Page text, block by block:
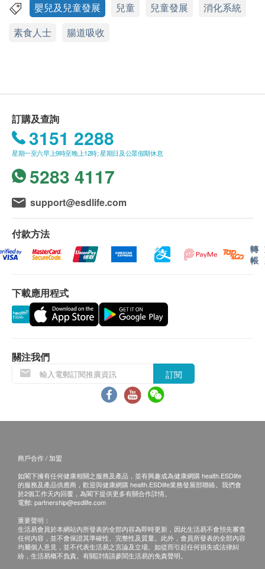
少煩惱。
主要成份
用法與用量
沖調方法：每次沖調前請先洗淨雙手及容器，每包可
等日常食品搭配食用。
產地
保存方法
注意事項
本產品含有堅果類、豆類及麩質的穀類製品。如出現
如有任何爭議，衍生行有限公司及健康網購
我們將於確定訂單後3-5個工作天內安排發貨。
不排除運送時間會因節日而有所影響。當八號烈風
訊號懸掛或黑色暴雨警告生效時，送貨服務時間將
會延遲。
所有訂單須視乎相關貨品的供應情況再作最後確
單上的貨品，健康網購health.ESDlife有權拒絕接
受該訂單，並且會於送貨前透過電話或電郵通知顧
客再作安排。
應最少有9個月或以上。
退換條款：
有損毀情況，一經確認簽收，恕不接受退換。
退換產品必須包裝完整，如退換之產品有任何殘缺
或過期退回，供應商有權不受理。
如有其他損壞或遺漏查詢，顧客必須保留有效收據
正本，並於送貨後3個工作天內按下列方式聯絡健
嬰兒及兒童發展 兒童 兒童發展
消化系統
素食人士
腸道吸收
訂購及查詢
3151 2288
星期一至六早上9時至晚上12時; 星期日及公眾假期休息
5283 4117
support@esdlife.com
付款方法
轉
帳
下載應用程式
關注我們
訂閱
商戶合作 / 加盟
如閣下擁有任何健康相關之服務及產品，並有興趣成為健康網購 health.ESDlife
的服務及產品供應商，歡迎與健康網購 health.ESDlife業務發展部聯絡。我們會
於2個工作天內回覆，為閣下提供更多有關合作詳情。
電郵: partnership@esdlife.com
重要聲明：
生活易會員於本網站內所發表的全部內容為即時更新，因此生活易不會預先審查
任何內容，並不會保證其準確性、完整性及質量。此外，會員所發表的全部內容
均屬個人意見，並不代表生活易之言論及立場。如從而引起任何損失或法律糾
紛，生活易概不負責。有關詳情請參閱生活易的免責聲明。